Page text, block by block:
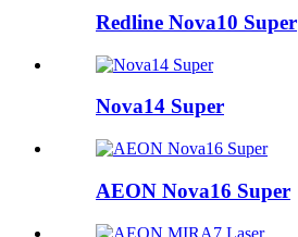
Redline Nova10 Super
Nova14 Super
AEON Nova16 Super